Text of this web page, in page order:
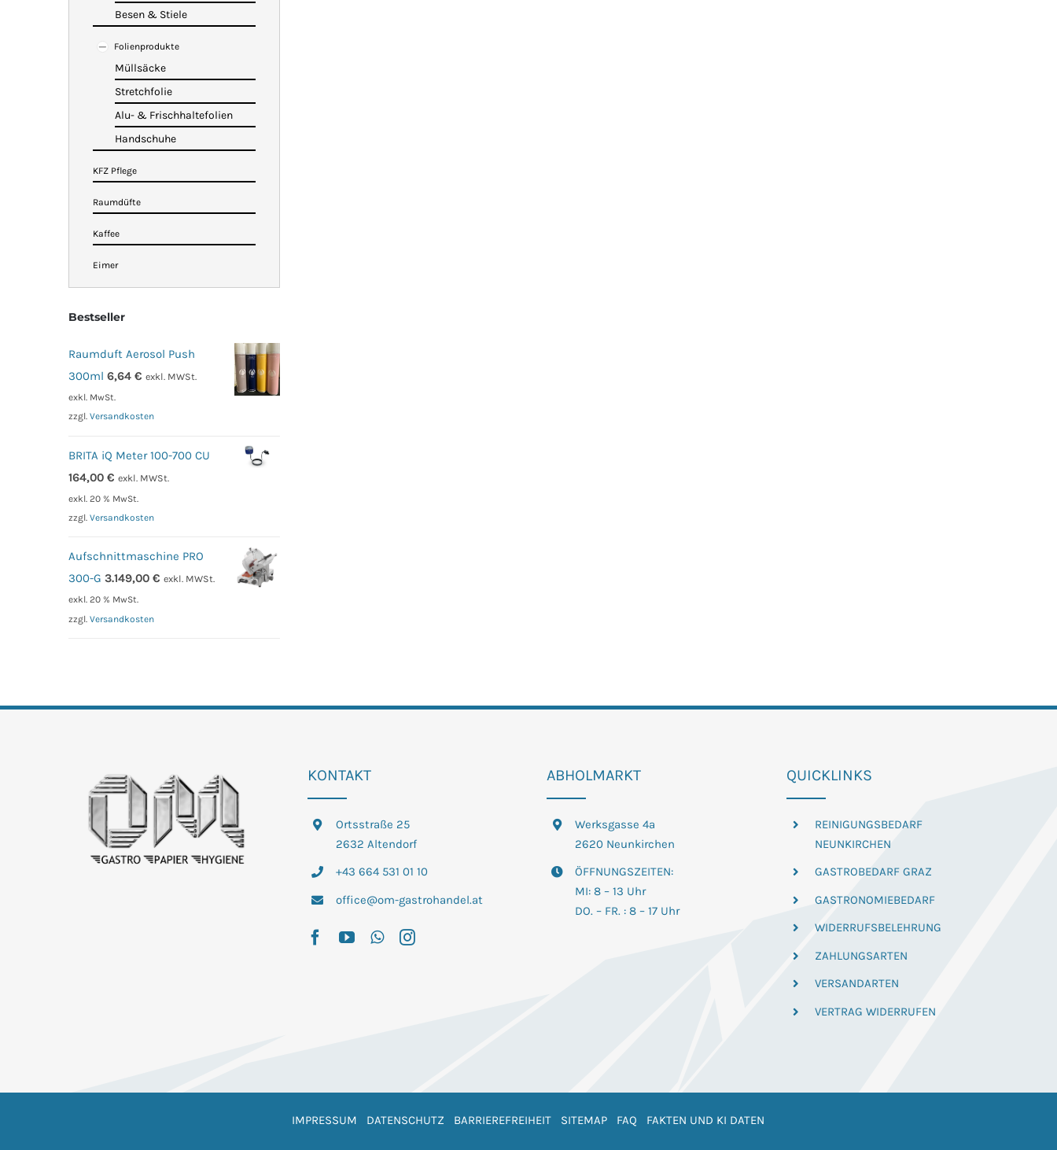
Besen & Stiele
Folienprodukte
Müllsäcke
Stretchfolie
Alu- & Frischhaltefolien
Handschuhe
KFZ Pflege
Raumdüfte
Kaffee
Eimer
Bestseller
Raumduft Aerosol Push
300ml 6,64 € exkl. MWSt.
exkl. MwSt.
zzgl. Versandkosten
BRITA iQ Meter 100-700 CU
164,00 € exkl. MWSt.
exkl. 20 % MwSt.
zzgl. Versandkosten
Aufschnittmaschine PRO
300-G 3.149,00 € exkl. MWSt.
exkl. 20 % MwSt.
zzgl. Versandkosten
KONTAKT
Ortsstraße 25
2632 Altendorf
+43 664 531 01 10
office@om-gastrohandel.at
ABHOLMARKT
Werksgasse 4a
2620 Neunkirchen
ÖFFNUNGSZEITEN:
MI: 8 – 13 Uhr
DO. – FR. : 8 – 17 Uhr
QUICKLINKS
REINIGUNGSBEDARF
NEUNKIRCHEN
GASTROBEDARF GRAZ
GASTRONOMIEBEDARF
WIDERRUFSBELEHRUNG
ZAHLUNGSARTEN
VERSANDARTEN
VERTRAG WIDERRUFEN
IMPRESSUM DATENSCHUTZ BARRIEREFREIHEIT SITEMAP FAQ FAKTEN UND KI DATEN